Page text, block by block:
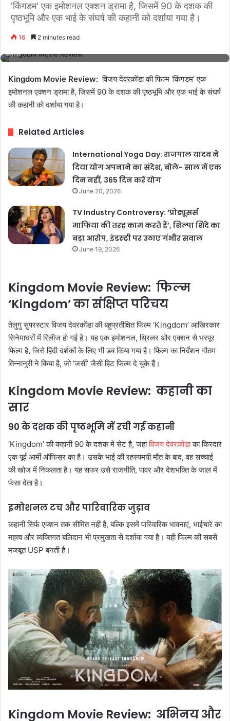
'किंगडम' एक इमोशनल एक्शन ड्रामा है, जिसमें 90 के दशक की
पृष्ठभूमि और एक भाई के संघर्ष की कहानी को दर्शाया गया है।
16 2 minutes read
कहानी
Kingdom Movie Review: विजय देवरकोंडा की फिल्म ‘किंगडम’ एक
इमोशनल एक्शन ड्रामा है, जिसमें 90 के दशक की पृष्ठभूमि और एक भाई के संघर्ष
की कहानी को दर्शाया गया है।
Related Articles
International Yoga Day: राजपाल यादव ने
दिया योग अपनाने का संदेश, बोले- साल में एक
दिन नहीं, 365 दिन करें योग
June 20, 2026
TV Industry Controversy: ‘प्रोड्यूसर्स
माफिया की तरह काम करते हैं’, शिल्पा शिंदे का
बड़ा आरोप, इंडस्ट्री पर उठाए गंभीर सवाल
June 19, 2026
Kingdom Movie Review: फिल्म
‘Kingdom’ का संक्षिप्त परिचय
तेलुगु सुपरस्टार विजय देवरकोंडा की बहुप्रतीक्षित फिल्म ‘Kingdom’ आखिरकार
सिनेमाघरों में रिलीज हो गई है। यह एक इमोशनल, थ्रिलर और एक्शन से भरपूर
फिल्म है, जिसे हिंदी दर्शकों के लिए भी डब किया गया है। फिल्म का निर्देशन गौतम
तिन्नानुरी ने किया है, जो ‘जर्सी’ जैसी हिट फिल्म दे चुके हैं।
Kingdom Movie Review: कहानी का
सार
90 के दशक की पृष्ठभूमि में रची गई कहानी
‘Kingdom’ की कहानी 90 के दशक में सेट है, जहांविजय देवरकोंडाका किरदार
एक पूर्व आर्मी ऑफिसर का है। उसके भाई की रहस्यमयी मौत के बाद, वह सच्चाई
की खोज में निकलता है। यह सफर उसे राजनीति, पावर और देशभक्ति के जाल में
फंसा देता है।
इमोशनल टच और पारिवारिक जुड़ाव
कहानी सिर्फ एक्शन तक सीमित नहीं है, बल्कि इसमें पारिवारिक भावनाएं, भाईचारे का
महत्व और व्यक्तिगत बलिदान भी प्रमुखता से दर्शाया गया है। यही फिल्म की सबसे
मजबूत USP बनती है।
Kingdom Movie Review: अभिनय और